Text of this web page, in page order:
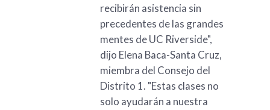
recibirán asistencia sin
precedentes de las grandes
mentes de UC Riverside",
dijo Elena Baca-Santa Cruz,
miembra del Consejo del
Distrito 1. "Estas clases no
solo ayudarán a nuestra